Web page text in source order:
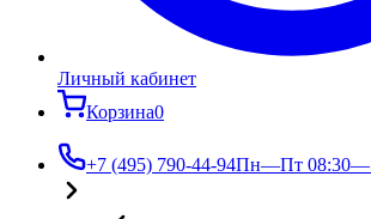
Личный кабинет
Корзина0
+7 (495) 790-44-94Пн—Пт